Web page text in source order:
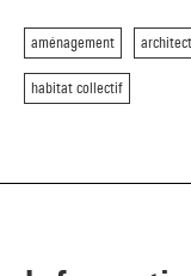
aménagement
habitat collectif